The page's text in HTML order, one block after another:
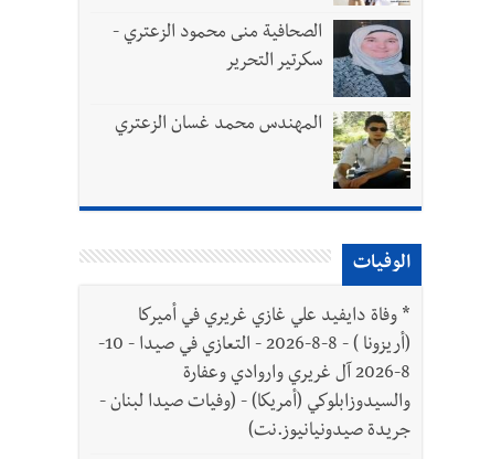
الصحافية منى محمود الزعتري -
سكرتير التحرير
المهندس محمد غسان الزعتري
الوفيات
* وفاة دايفيد علي غازي غريري في أميركا
(أريزونا ) - 8-8-2026 - التعازي في صيدا - 10-
8-2026 آل غريري واروادي وعفارة
والسيدوزابلوكي (أمريكا) - (وفيات صيدا لبنان -
جريدة صيدونيانيوز.نت)